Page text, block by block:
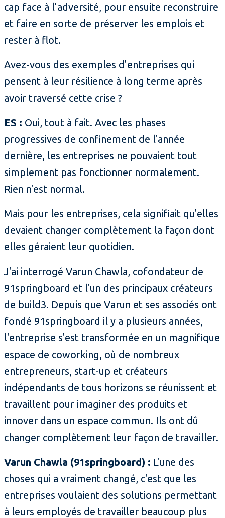
cap face à l’adversité, pour ensuite reconstruire
et faire en sorte de préserver les emplois et
rester à flot.
Avez-vous des exemples d’entreprises qui
pensent à leur résilience à long terme après
avoir traversé cette crise ?
ES : Oui, tout à fait. Avec les phases
progressives de confinement de l'année
dernière, les entreprises ne pouvaient tout
simplement pas fonctionner normalement.
Rien n'est normal.
Mais pour les entreprises, cela signifiait qu'elles
devaient changer complètement la façon dont
elles géraient leur quotidien.
J'ai interrogé Varun Chawla, cofondateur de
91springboard et l'un des principaux créateurs
de build3. Depuis que Varun et ses associés ont
fondé 91springboard il y a plusieurs années,
l'entreprise s'est transformée en un magnifique
espace de coworking, où de nombreux
entrepreneurs, start-up et créateurs
indépendants de tous horizons se réunissent et
travaillent pour imaginer des produits et
innover dans un espace commun. Ils ont dû
changer complètement leur façon de travailler.
Varun Chawla (91springboard) : L'une des
choses qui a vraiment changé, c'est que les
entreprises voulaient des solutions permettant
à leurs employés de travailler beaucoup plus